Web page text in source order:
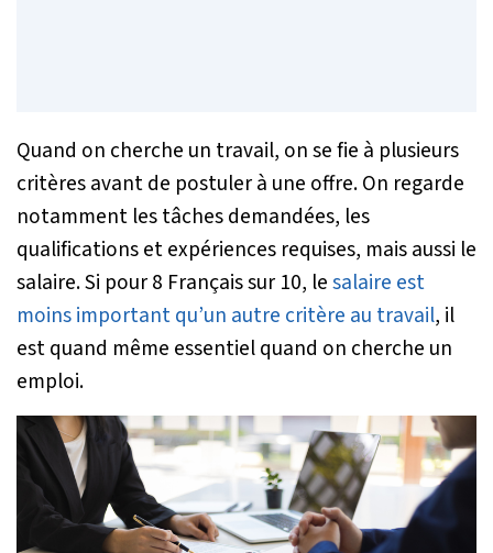
Quand on cherche un travail, on se fie à plusieurs
critères avant de postuler à une offre. On regarde
notamment les tâches demandées, les
qualifications et expériences requises, mais aussi le
salaire. Si pour 8 Français sur 10, lesalaire est
moins important qu’un autre critère au travail, il
est quand même essentiel quand on cherche un
emploi.